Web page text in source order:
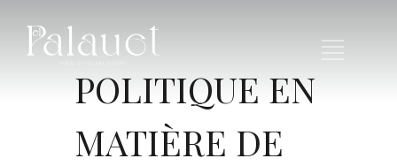
POLITIQUE EN
MATIÈRE DE